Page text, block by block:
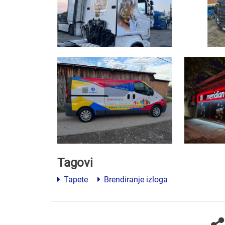
Tagovi
Tapete Brendiranje izloga